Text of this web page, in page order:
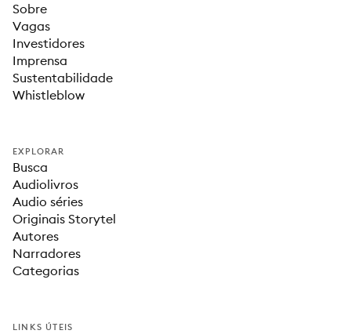
Sobre
Vagas
Investidores
Imprensa
Sustentabilidade
Whistleblow
EXPLORAR
Busca
Audiolivros
Audio séries
Originais Storytel
Autores
Narradores
Categorias
LINKS ÚTEIS